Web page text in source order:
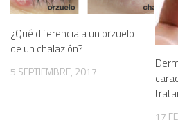
¿Qué diferencia a un orzuelo
de un chalazión?
5 SEPTIEMBRE, 2017
17